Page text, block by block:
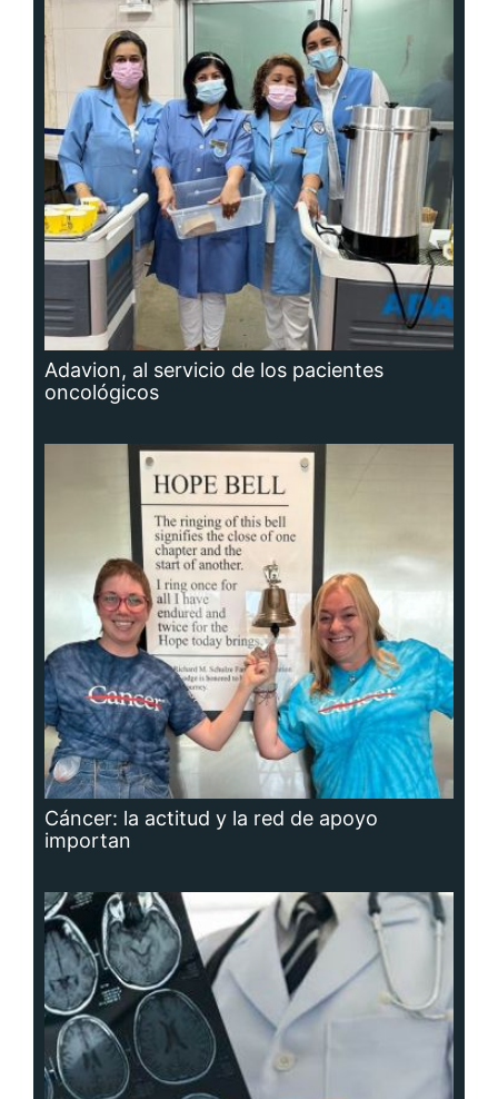
Adavion, al servicio de los pacientes
oncológicos
Cáncer: la actitud y la red de apoyo
importan